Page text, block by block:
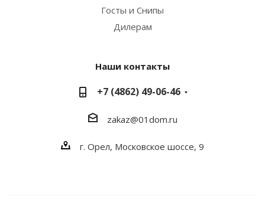
Госты и Снипы
Дилерам
Наши контакты
+7 (4862) 49-06-46
zakaz@01dom.ru
г. Орел, Московское шоссе, 9